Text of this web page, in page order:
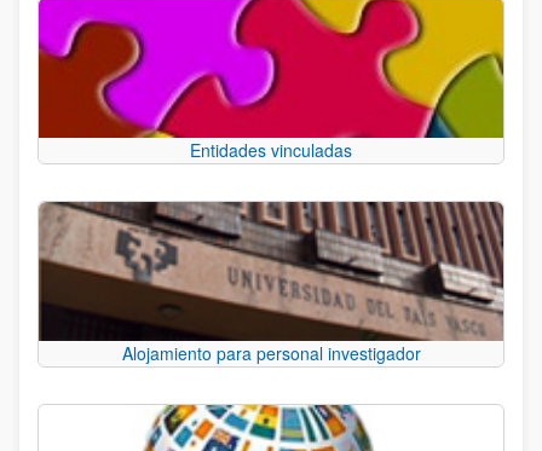
Entidades vinculadas
Alojamiento para personal investigador